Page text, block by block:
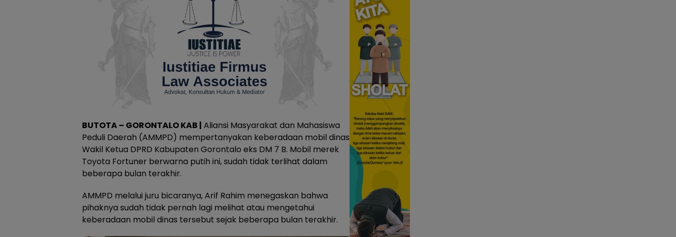
BUTOTA – GORONTALO KAB | Aliansi Masyarakat dan Mahasiswa
Peduli Daerah (AMMPD) mempertanyakan keberadaan mobil dinas
Wakil Ketua DPRD Kabupaten Gorontalo eks DM 7 B. Mobil merek
Toyota Fortuner berwarna putih ini, sudah tidak terlihat dalam
beberapa bulan terakhir.
AMMPD melalui juru bicaranya, Arif Rahim menegaskan bahwa
pihaknya sudah tidak pernah lagi melihat atau mengetahui
keberadaan mobil dinas tersebut sejak beberapa bulan terakhir.